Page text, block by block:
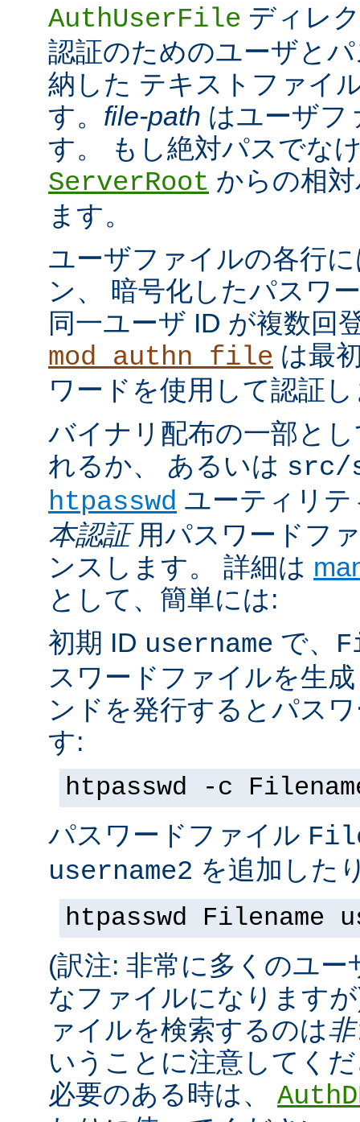
AuthUserFile ディレ
認証のためのユーザと
納した テキストファイ
す。 file-path はユーザフ
す。 もし絶対パスでな
ServerRoot からの相
ます。
ユーザファイルの各行
ン、 暗号化したパスワ
同一ユーザ ID が複数回
mod_authn_file は最
ワードを使用して認証
バイナリ配布の一部と
れるか、 あるいは src/
htpasswd ユーティリ
本認証用パスワードフ
ンスします。 詳細は
として、簡単には:
初期 ID username で、
スワードファイルを生
ンドを発行するとパス
す:
htpasswd -c
パスワードファイル
username2 を追加した
htpasswd Filename
(訳注: 非常に多くのユ
なファイルになります
ァイルを検索するのは
いうことに注意してく
必要のある時は、